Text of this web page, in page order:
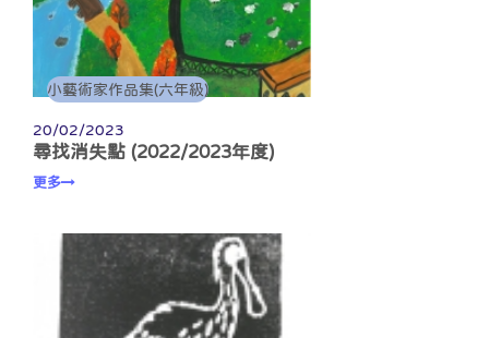
小藝術家作品集(六年級)
20/02/2023
尋找消失點 (2022/2023年度)
更多